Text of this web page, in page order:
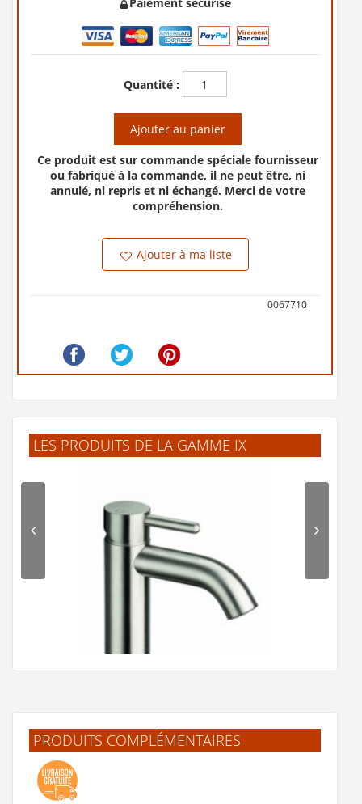
Paiement sécurisé
Quantité :
Ajouter au panier
Ce produit est sur commande spéciale fournisseur
ou fabriqué à la commande, il ne peut être, ni
annulé, ni repris et ni échangé. Merci de votre
compréhension.
Ajouter à ma liste
0067710
LES PRODUITS DE LA GAMME IX
Mitigeur lavabo Inox IX ONDYNA IX22028
PRODUITS COMPLÉMENTAIRES